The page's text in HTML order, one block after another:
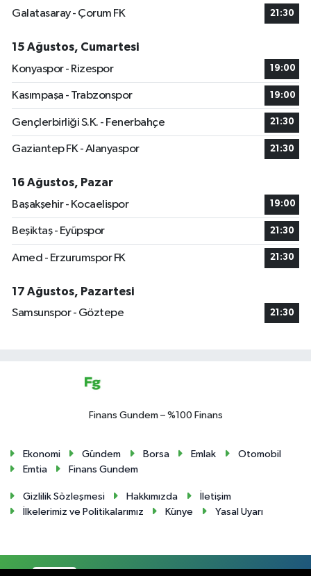
Galatasaray - Çorum FK
21:30
15 Ağustos, Cumartesi
Konyaspor - Rizespor
19:00
Kasımpaşa - Trabzonspor 19:00
Gençlerbirliği S.K. - Fenerbahçe 21:30
Gaziantep FK - Alanyaspor 21:30
16 Ağustos, Pazar
Başakşehir - Kocaelispor
19:00
Beşiktaş - Eyüpspor 21:30
Amed - Erzurumspor FK 21:30
17 Ağustos, Pazartesi
Samsunspor - Göztepe
21:30
Finans Gundem – %100 Finans
Ekonomi Gündem Borsa Emlak
Otomobil
Emtia
Finans Gundem
Gizlilik Sözleşmesi Hakkımızda
İletişim
İlkelerimiz ve Politikalarımız
Künye Yasal Uyarı